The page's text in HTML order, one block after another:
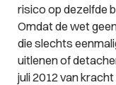
risico op dezelfde
Omdat de wet
die slechts
uitlenen of
juli 2012 van